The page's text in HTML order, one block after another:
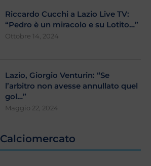
Riccardo Cucchi a Lazio Live TV:
“Pedro è un miracolo e su Lotito…”
Ottobre 14, 2024
Lazio, Giorgio Venturin: “Se
l’arbitro non avesse annullato quel
gol…”
Maggio 22, 2024
Calciomercato